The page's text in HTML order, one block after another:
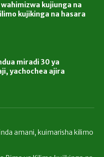
kujiunga na
kujikinga na hasara
miradi 30 ya
yachochea ajira
amani, kuimarisha kilimo